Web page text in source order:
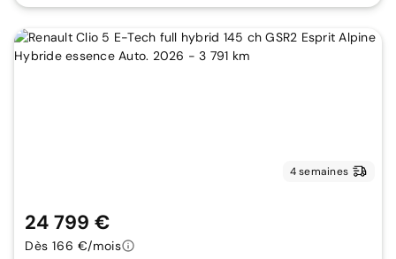
4 semaines
24 799 €
Dès 166 €/mois